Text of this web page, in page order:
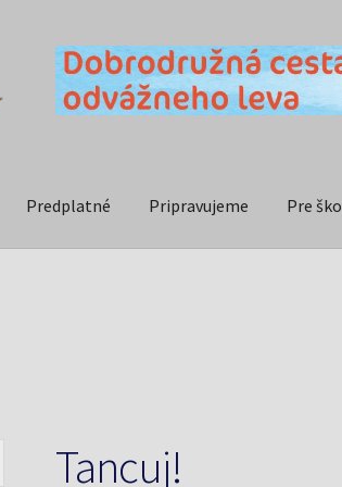
Predplatné Pripravujeme Pre
Tancuj!